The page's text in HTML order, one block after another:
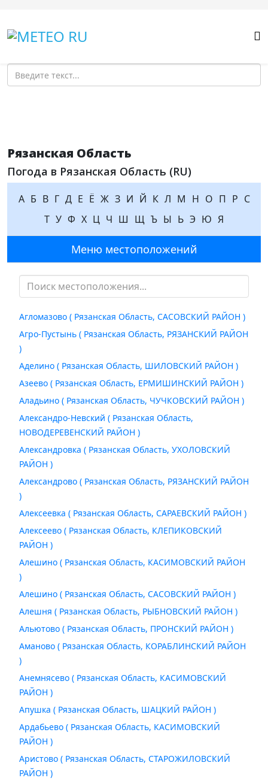
Поиск
Рязанская Область
Погода в Рязанская Область (RU)
А Б В Г Д Е Ё Ж З И Й К Л М Н О П Р С
Т У Ф Х Ц Ч Ш Щ Ъ Ы Ь Э Ю Я
Меню местоположений
Агломазово ( Рязанская Область, САСОВСКИЙ РАЙОН )
Агро-Пустынь ( Рязанская Область, РЯЗАНСКИЙ РАЙОН
)
Аделино ( Рязанская Область, ШИЛОВСКИЙ РАЙОН )
Азеево ( Рязанская Область, ЕРМИШИНСКИЙ РАЙОН )
Аладьино ( Рязанская Область, ЧУЧКОВСКИЙ РАЙОН )
Александро-Невский ( Рязанская Область,
НОВОДЕРЕВЕНСКИЙ РАЙОН )
Александровка ( Рязанская Область, УХОЛОВСКИЙ
РАЙОН )
Александрово ( Рязанская Область, РЯЗАНСКИЙ РАЙОН
)
Алексеевка ( Рязанская Область, САРАЕВСКИЙ РАЙОН )
Алексеево ( Рязанская Область, КЛЕПИКОВСКИЙ
РАЙОН )
Алешино ( Рязанская Область, КАСИМОВСКИЙ РАЙОН
)
Алешино ( Рязанская Область, САСОВСКИЙ РАЙОН )
Алешня ( Рязанская Область, РЫБНОВСКИЙ РАЙОН )
Альютово ( Рязанская Область, ПРОНСКИЙ РАЙОН )
Аманово ( Рязанская Область, КОРАБЛИНСКИЙ РАЙОН
)
Анемнясево ( Рязанская Область, КАСИМОВСКИЙ
РАЙОН )
Апушка ( Рязанская Область, ШАЦКИЙ РАЙОН )
Ардабьево ( Рязанская Область, КАСИМОВСКИЙ
РАЙОН )
Аристово ( Рязанская Область, СТАРОЖИЛОВСКИЙ
РАЙОН )